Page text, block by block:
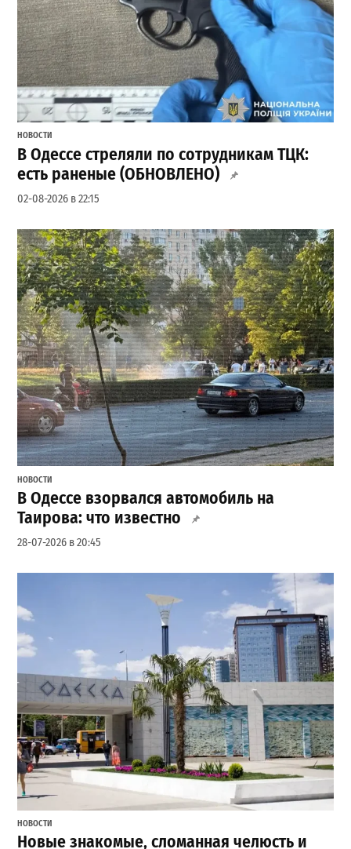
НОВОСТИ
В Одессе стреляли по сотрудникам ТЦК:
есть раненые (ОБНОВЛЕНО)
02-08-2026 в 22:15
НОВОСТИ
В Одессе взорвался автомобиль на
Таирова: что известно
28-07-2026 в 20:45
НОВОСТИ
Новые знакомые, сломанная челюсть и